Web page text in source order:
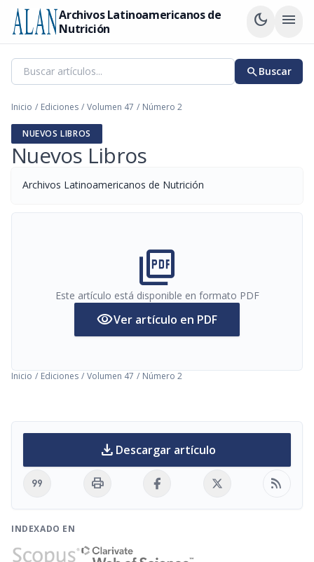
Archivos Latinoamericanos de
Nutrición
dark_mode menu
searchBuscar
Inicio / Ediciones / Volumen 47 / Número 2
NUEVOS LIBROS
Nuevos Libros
Archivos Latinoamericanos de Nutrición
picture_as_pdf
Este artículo está disponible en formato PDF
visibilityVer artículo en PDF
Inicio / Ediciones / Volumen 47 / Número 2
download Descargar artículo
format_quote print rss_feed
INDEXADO EN